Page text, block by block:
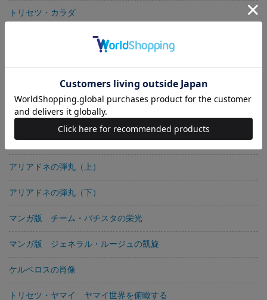
トリセツ・カラダ
イノセント・ゲリラの祝祭（上）
ジェネラル・ルージュの伝説
アリアドネの弾丸
玉村警部補の災難
アリアドネの弾丸（上）
アリアドネの弾丸（下）
マンガ版 チーム・バチスタの栄光
マンガ版 ジェネラル・ルージュの凱旋
ケルベロスの肖像
トリセツ・ヤマイ ヤマイ世界を俯瞰する